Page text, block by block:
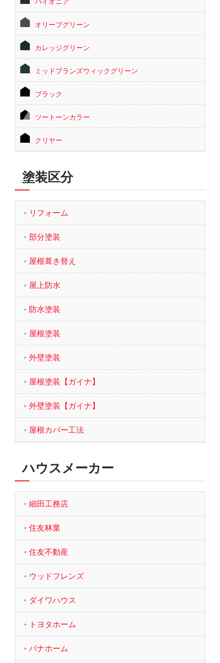
オリーブグリーン
カレッジグリーン
ミッドブランズウィックグリーン
ブラック
ツートーンカラー
クリヤー
塗装区分
リフォーム
部分塗装
屋根葺き替え
屋上防水
防水塗装
屋根塗装
外壁塗装
屋根塗装【ガイナ】
外壁塗装【ガイナ】
屋根カバー工法
ハウスメーカー
細田工務店
住友林業
住友不動産
ウッドフレンズ
ダイワハウス
トヨタホーム
パナホーム